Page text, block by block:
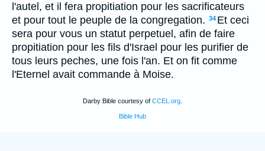
l'autel, et il fera propitiation pour les sacrificateurs
et pour tout le peuple de la congregation. 34 Et ceci
sera pour vous un statut perpetuel, afin de faire
propitiation pour les fils d'Israel pour les purifier de
tous leurs peches, une fois l'an. Et on fit comme
l'Eternel avait commande à Moise.
Darby Bible courtesy of CCEL.org
Bible Hub